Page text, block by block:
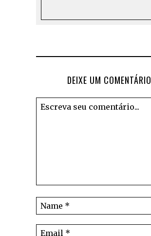
DEIXE UM COMENTÁRIO